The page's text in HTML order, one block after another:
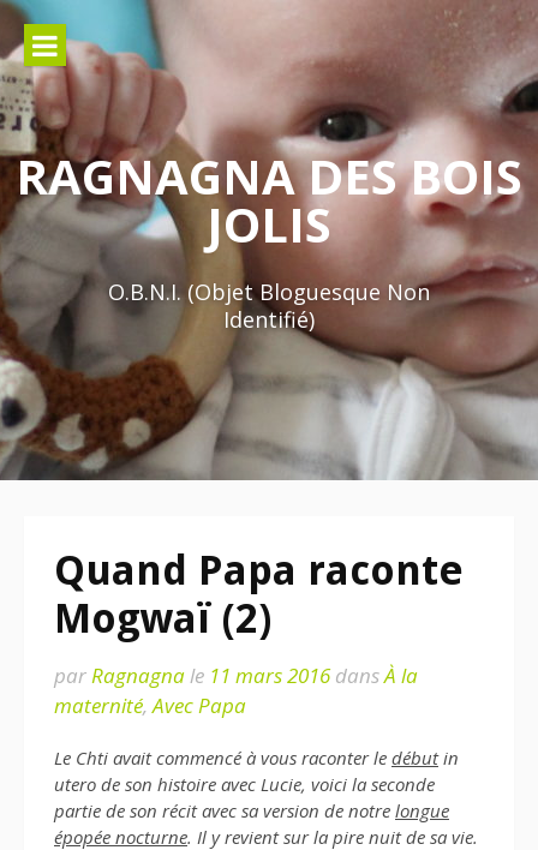
Aller
contenu
RAGNAGNA DES BOIS
JOLIS
O.B.N.I. (Objet Bloguesque Non
Identifié)
Quand Papa raconte
Mogwaï (2)
parRagnagnale 11 mars 2016dansÀ la
maternité,Avec Papa
Le Chti avait commencé à vous raconter le débutin
utero de son histoire avec Lucie, voici la seconde
partie de son récit avec sa version de notre longue
épopée nocturne. Il y revient sur la pire nuit de sa vie.